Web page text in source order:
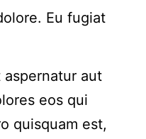
Eu fugiat
aut
eos qui
quisquam est,